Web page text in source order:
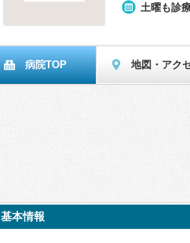
土曜も診
病院TOP 地図・アク
基本情報